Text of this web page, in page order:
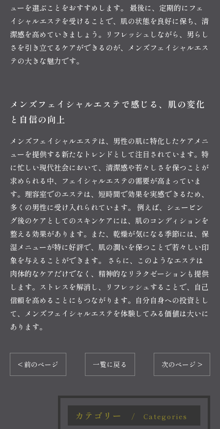
ューを選ぶことをおすすめします。 最後に、定期的にフェ
イシャルエステを受けることで、肌の状態を良好に保ち、清
潔感を高めていきましょう。リフレッシュしながら、男らし
さを引き立てるケアができるのが、メンズフェイシャルエス
テの大きな魅力です。
メンズフェイシャルエステで感じる、肌の変化
と自信の向上
メンズフェイシャルエステは、男性の肌に特化したケアメニ
ューを提供する新たなトレンドとして注目されています。特
に忙しい現代社会において、清潔感や若々しさを保つことが
求められる中、フェイシャルエステの需要が高まっていま
す。理容室でのエステは、短時間で効果を実感できるため、
多くの男性に受け入れられています。 例えば、シェービン
グ後のケアとしてのスキンケアには、肌のコンディションを
整える効果があります。また、乾燥が気になる季節には、保
湿メニューが特に好評で、肌の潤いを保つことで若々しい印
象を与えることができます。 さらに、このようなエステは
肉体的なケアだけでなく、精神的なリラクゼーションも提供
します。ストレスを解消し、リフレッシュすることで、自己
信頼を高めることにもつながります。自分自身への投資とし
て、メンズフェイシャルエステを体験してみる価値は大いに
あります。
< 前のページ 一覧に戻る 次のページ >
カテゴリー Categories